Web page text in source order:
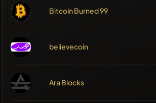
Bitcoin Burned 99
believecoin
Ara Blocks